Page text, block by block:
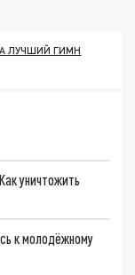
ЛУЧШИЙ ГИМН
уничтожить
к молодёжному